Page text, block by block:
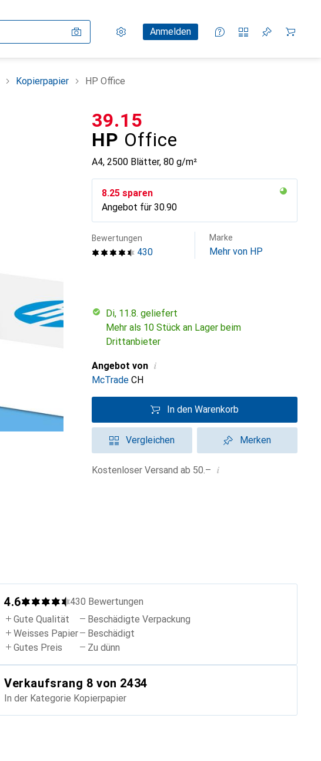
Einstellungen
KundenkontoAnmelden
Vergleichslisten
Merklisten
Warenkorb
Kopierpapier HP Office
HP Office
A4, 2500 Blätter, 80 g/m²
CHF
39.15
CHF
8.25 sparen
Angebot für CHF
30.90
430
Bewertungen Marke
Mehr von HP
Di, 11.8. geliefert
Mehr als 10 Stück an Lager beim
Drittanbieter
Angebot von i
McTrade CH
In den Warenkorb
Vergleichen Merken
Kostenloser Versand ab 50.– i
4.6 430 Bewertungen
Gute Qualität
Weisses Papier
Gutes Preis
Beschädigte Verpackung
Beschädigt
Zu dünn
Verkaufsrang 8 von 2434
In der Kategorie Kopierpapier